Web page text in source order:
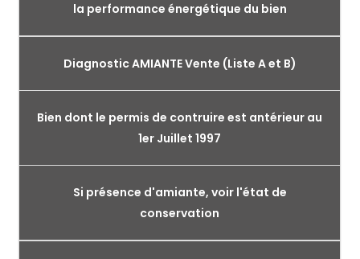
la performance énergétique du bien
Diagnostic AMIANTE Vente (Liste A et B)
Bien dont le permis de contruire est antérieur au
1er Juillet 1997
Si présence d'amiante, voir l'état de
conservation